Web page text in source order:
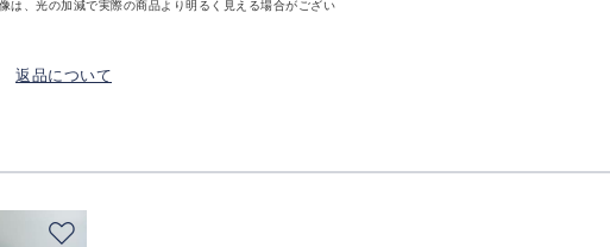
は、光の加減で実際の商品より明るく見える場合がござい
返品について